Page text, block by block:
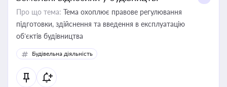
Про що тема: Тема охоплює правове регулювання
підготовки, здійснення та введення в експлуатацію
об’єктів будівництва
Будівельна діяльність